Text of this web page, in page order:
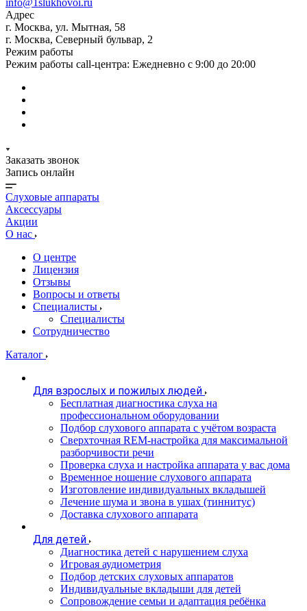
info@1slukhovoi.ru
Адрес
г. Москва, ул. Мытная, 58
г. Москва, Северный бульвар, 2
Режим работы
Режим работы call-центра: Ежедневно с 9:00 до 20:00
Заказать звонок
Запись онлайн
Слуховые аппараты
Аксессуары
Акции
О нас
О центре
Лицензия
Отзывы
Вопросы и ответы
Специалисты
Специалисты
Сотрудничество
Каталог
Для взрослых и пожилых людей
Бесплатная диагностика слуха на
профессиональном оборудовании
Подбор слухового аппарата с учётом возраста
Сверхточная REM-настройка для максимальной
разборчивости речи
Проверка слуха и настройка аппарата у вас дома
Временное ношение слухового аппарата
Изготовление индивидуальных вкладышей
Лечение шума и звона в ушах (тиннитус)
Доставка слухового аппарата
Для детей
Диагностика детей с нарушением слуха
Игровая аудиометрия
Подбор детских слуховых аппаратов
Индивидуальные вкладыши для детей
Сопровождение семьи и адаптация ребёнка